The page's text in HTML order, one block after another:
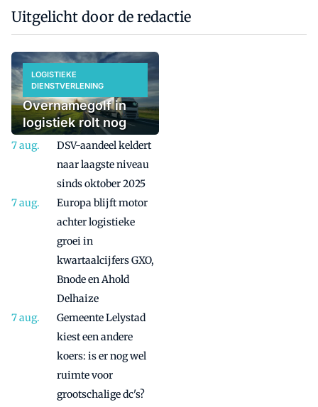
Uitgelicht door de redactie
LOGISTIEKE
DIENSTVERLENING
Overnamegolf in
logistiek rolt nog
even doorDSV-aandeel keldert
naar laagste niveau
sinds oktober 2025
Europa blijft motor
achter logistieke
groei in
kwartaalcijfers GXO,
Bnode en Ahold
Delhaize
Gemeente Lelystad
kiest een andere
koers: is er nog wel
ruimte voor
grootschalige dc's?